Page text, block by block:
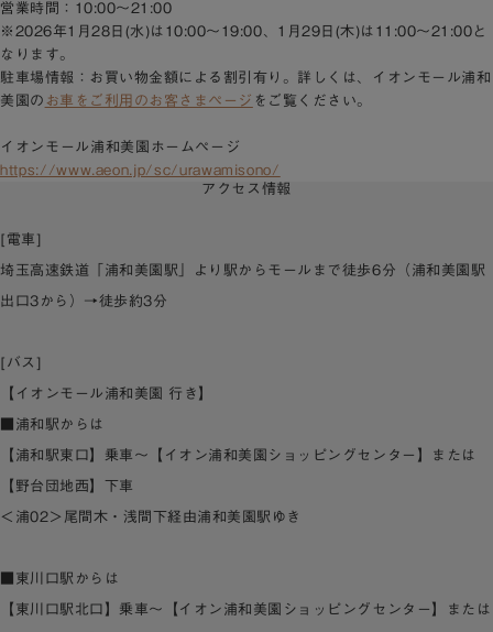
営業時間：10:00～21:00
※2026年1月28日(水)は10:00～19:00、1月29日(木)は11:00～21:00と
なります。
駐車場情報：お買い物金額による割引有り。詳しくは、イオンモール浦和
美園の お車をご利用のお客さまページ をご覧ください。
イオンモール浦和美園ホームページ
https://www.aeon.jp/sc/urawamisono/
アクセス情報
[電車]
埼玉高速鉄道「浦和美園駅」より駅からモールまで徒歩6分（浦和美園駅
出口3から）→徒歩約3分
[バス]
【イオンモール浦和美園 行き】
■浦和駅からは
【浦和駅東口】乗車～【イオン浦和美園ショッピングセンター】または
【野台団地西】下車
＜浦02＞尾間木・浅間下経由浦和美園駅ゆき
■東川口駅からは
【東川口駅北口】乗車～【イオン浦和美園ショッピングセンター】または